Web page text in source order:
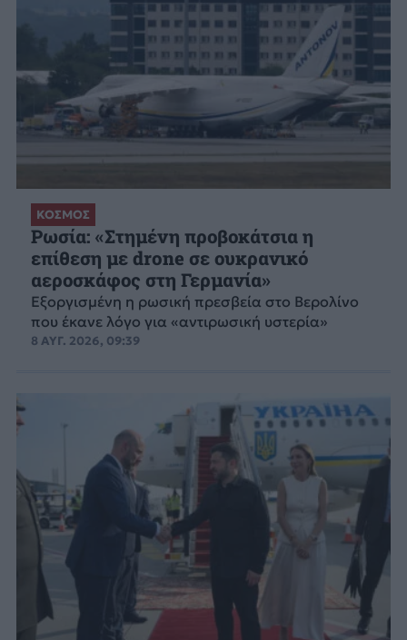
ΚΟΣΜΟΣ
Ρωσία: «Στημένη προβοκάτσια η
επίθεση με drone σε ουκρανικό
αεροσκάφος στη Γερμανία»
Εξοργισμένη η ρωσική πρεσβεία στο Βερολίνο
που έκανε λόγο για «αντιρωσική υστερία»
8 ΑΥΓ. 2026, 09:39